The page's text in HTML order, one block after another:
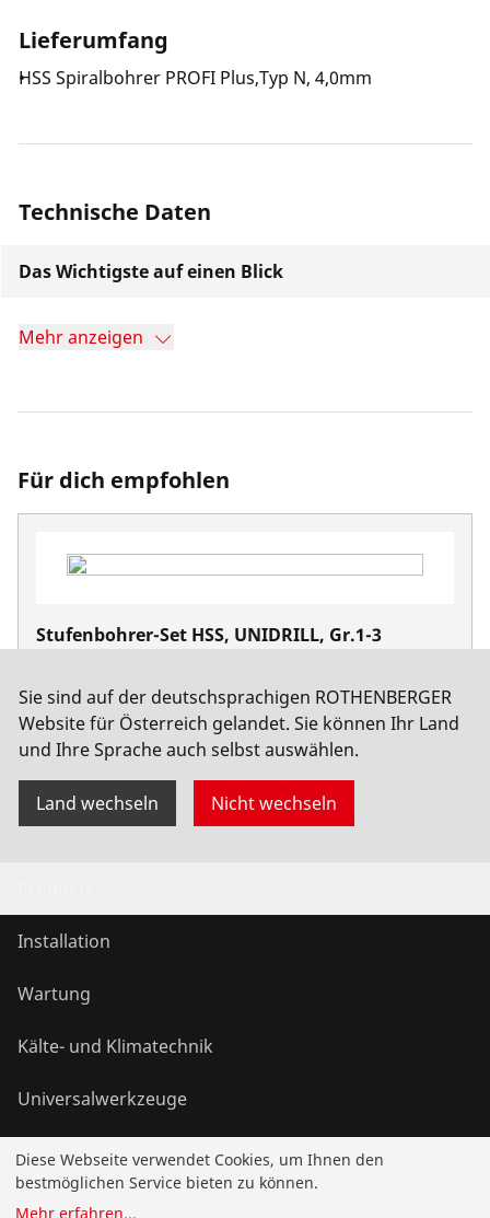
Lieferumfang
HSS Spiralbohrer PROFI Plus,Typ N, 4,0mm
Technische Daten
Das Wichtigste auf einen Blick
Mehr anzeigen
Für dich empfohlen
Stufenbohrer-Set HSS, UNIDRILL, Gr.1-3
Sie sind auf der deutschsprachigen ROTHENBERGER
Website für Österreich gelandet. Sie können Ihr Land
und Ihre Sprache auch selbst auswählen.
Land wechseln Nicht wechseln
Installation
Wartung
Kälte- und Klimatechnik
Universalwerkzeuge
Service und Mehrwert
Diese Webseite verwendet Cookies, um Ihnen den
bestmöglichen Service bieten zu können.
Mehr erfahren...